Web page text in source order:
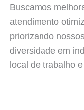
Buscamos
atendimento
priorizando
diversidade em
local de trabalho